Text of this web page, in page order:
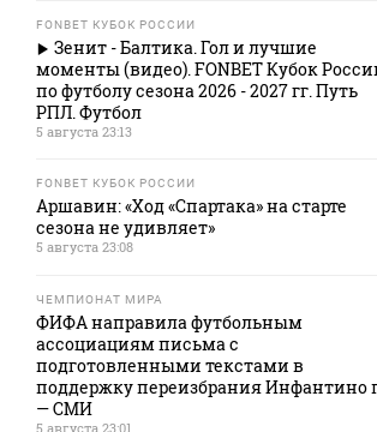
FONBET КУБОК РОССИИ
Зенит - Балтика. Гол и лучшие
моменты (видео). FONBET Кубок
по футболу сезона 2026 - 2027 гг. Путь
РПЛ. Футбол
5 августа 23:13
FONBET КУБОК РОССИИ
Аршавин: «Ход «Спартака» на старте
сезона не удивляет»
5 августа 23:08
ЧЕМПИОНАТ МИРА
ФИФА направила футбольным
ассоциациям письма с
подготовленными текстами в
поддержку переизбрания Инфантино
— СМИ
5 августа 23:01